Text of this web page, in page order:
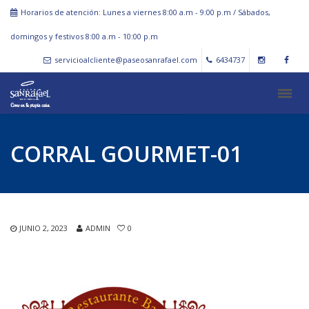
Horarios de atención: Lunes a viernes 8:00 a.m - 9:00 p.m / Sábados,
domingos y festivos 8:00 a.m - 10:00 p.m
servicioalcliente@paseosanrafael.com 6434737
CORRAL GOURMET-01
JUNIO 2, 2023 ADMIN 0